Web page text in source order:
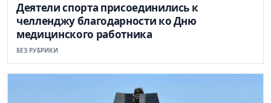
Деятели спорта присоединились к
челленджу благодарности ко Дню
медицинского работника
БЕЗ РУБРИКИ